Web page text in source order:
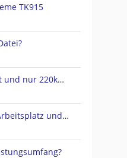
TK915
jnx Dateien verpixelt und nur 220kb groß
QMapShack 1.20.3 Arbeitsplatz und Datenbank